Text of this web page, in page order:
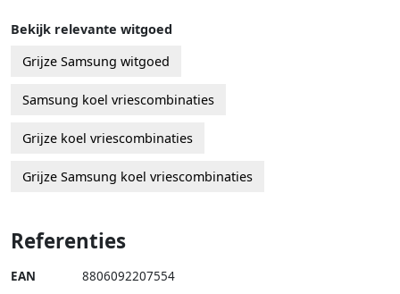
Bekijk relevante witgoed
Grijze Samsung witgoed
Samsung koel vriescombinaties
Grijze koel vriescombinaties
Grijze Samsung koel vriescombinaties
Referenties
EAN 8806092207554